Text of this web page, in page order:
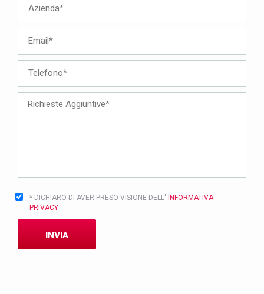
* DICHIARO DI AVER PRESO VISIONE DELL'
INFORMATIVA
PRIVACY
INVIA